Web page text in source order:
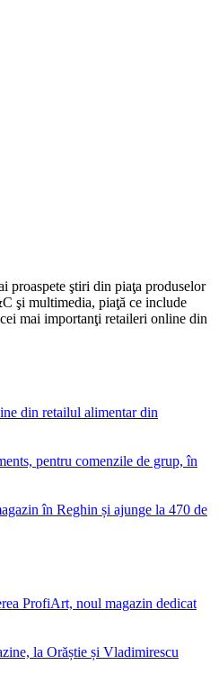
proaspete ştiri din piaţa produselor
şi multimedia, piaţă ce include
mai importanţi retaileri online din
din retailul alimentar din
pentru comenzile de grup, în
în Reghin și ajunge la 470 de
ProfiArt, noul magazin dedicat
la Orăștie și Vladimirescu